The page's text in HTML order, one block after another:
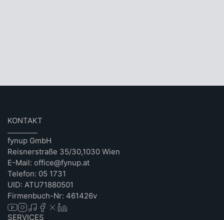
KONTAKT
fynup GmbH
Reisnerstraße 35/30,1030 Wien
E-Mail: office@fynup.at
Telefon: 05 1731
UID: ATU71880501
Firmenbuch-Nr: 461426v
SERVICES